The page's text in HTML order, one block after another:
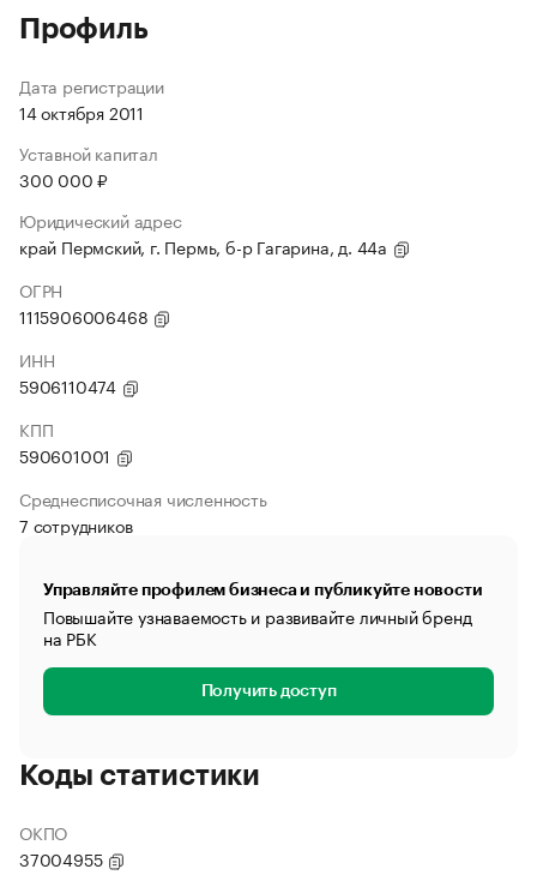
Профиль
Дата регистрации
14 октября 2011
Уставной капитал
300 000 ₽
Юридический адрес
край Пермский, г. Пермь, б-р Гагарина, д. 44а
ОГРН
1115906006468
ИНН
5906110474
КПП
590601001
Среднесписочная численность
7 сотрудников
Управляйте профилем бизнеса и публикуйте новости
Повышайте узнаваемость и развивайте личный бренд
на РБК
Получить доступ
Коды статистики
ОКПО
37004955